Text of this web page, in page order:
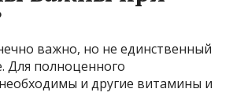
важно, но не единственный
Для полноценного
и другие витамины и